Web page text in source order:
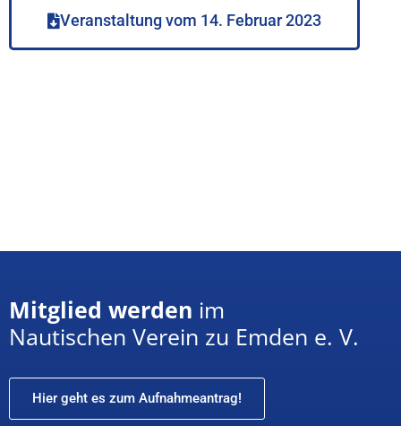
Veranstaltung vom 14. Februar 2023
Mitglied werden im
Nautischen Verein zu Emden e. V.
Hier geht es zum Aufnahmeantrag!